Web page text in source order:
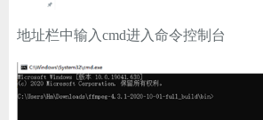
地址栏中输入cmd进入命令控制台